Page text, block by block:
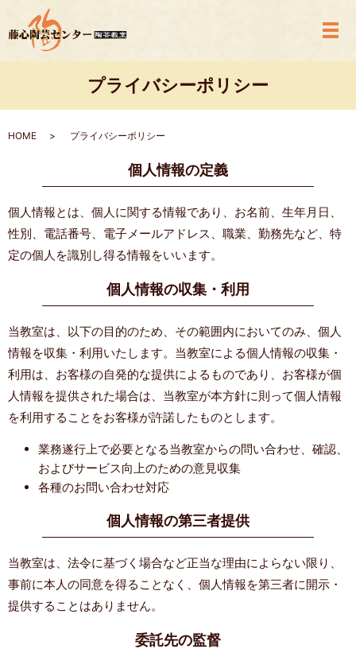
メ
プライバシーポリシー
HOME プライバシーポリシー
個人情報の定義
個人情報とは、個人に関する情報であり、お名前、生年月日、
性別、電話番号、電子メールアドレス、職業、勤務先など、特
定の個人を識別し得る情報をいいます。
個人情報の収集・利用
当教室は、以下の目的のため、その範囲内においてのみ、個人
情報を収集・利用いたします。当教室による個人情報の収集・
利用は、お客様の自発的な提供によるものであり、お客様が個
人情報を提供された場合は、当教室が本方針に則って個人情報
を利用することをお客様が許諾したものとします。
業務遂行上で必要となる当教室からの問い合わせ、確認、
およびサービス向上のための意見収集
各種のお問い合わせ対応
個人情報の第三者提供
当教室は、法令に基づく場合など正当な理由によらない限り、
事前に本人の同意を得ることなく、個人情報を第三者に開示・
提供することはありません。
委託先の監督